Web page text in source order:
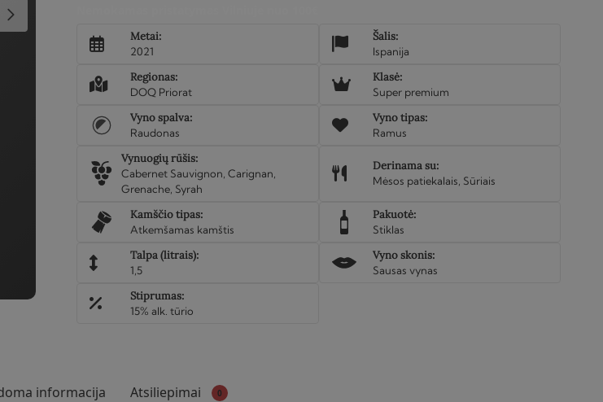
Figuera
1.5L
Metai:
2021
Šalis:
Ispanija
Regionas:
DOQ Priorat
Klasė:
Super premium
Vyno spalva:
Raudonas
Vyno tipas:
Ramus
Vynuogių rūšis:
Cabernet Sauvignon, Carignan,
Grenache, Syrah
Derinama su:
Mėsos patiekalais, Sūriais
Kamščio tipas:
Atkemšamas kamštis
Pakuotė:
Stiklas
Talpa (litrais):
1,5
Vyno skonis:
Sausas vynas
Stiprumas:
15% alk. tūrio
informacija Atsiliepimai 0